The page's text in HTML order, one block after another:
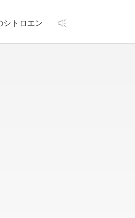
シトロエン